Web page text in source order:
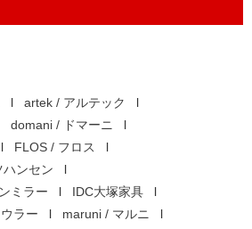
artek / アルテック
domani / ドマーニ
FLOS / フロス
ンセン
ミラー
IDC大塚家具
ラー
maruni / マルニ